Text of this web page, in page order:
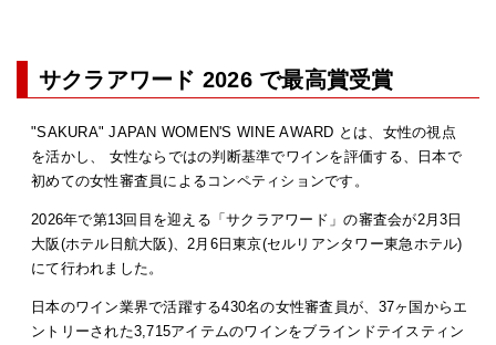
サクラアワード 2026 で最高賞受賞
"SAKURA" JAPAN WOMEN'S WINE AWARD とは、女性の視点
を活かし、 女性ならではの判断基準でワインを評価する、日本で
初めての女性審査員によるコンペティションです。
2026年で第13回目を迎える「サクラアワード」の審査会が2月3日
大阪(ホテル日航大阪)、2月6日東京(セルリアンタワー東急ホテル)
にて行われました。
日本のワイン業界で活躍する430名の女性審査員が、37ヶ国からエ
ントリーされた3,715アイテムのワインをブラインドテイスティン